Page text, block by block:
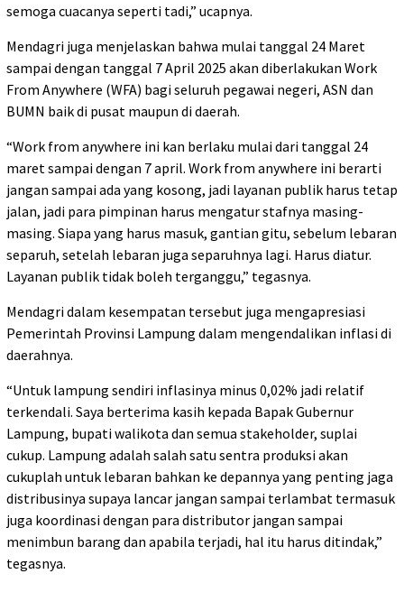
semoga cuacanya seperti tadi,” ucapnya.
Mendagri juga menjelaskan bahwa mulai tanggal 24 Maret
sampai dengan tanggal 7 April 2025 akan diberlakukan Work
From Anywhere (WFA) bagi seluruh pegawai negeri, ASN dan
BUMN baik di pusat maupun di daerah.
“Work from anywhere ini kan berlaku mulai dari tanggal 24
maret sampai dengan 7 april. Work from anywhere ini berarti
jangan sampai ada yang kosong, jadi layanan publik harus tetap
jalan, jadi para pimpinan harus mengatur stafnya masing-
masing. Siapa yang harus masuk, gantian gitu, sebelum lebaran
separuh, setelah lebaran juga separuhnya lagi. Harus diatur.
Layanan publik tidak boleh terganggu,” tegasnya.
Mendagri dalam kesempatan tersebut juga mengapresiasi
Pemerintah Provinsi Lampung dalam mengendalikan inflasi di
daerahnya.
“Untuk lampung sendiri inflasinya minus 0,02% jadi relatif
terkendali. Saya berterima kasih kepada Bapak Gubernur
Lampung, bupati walikota dan semua stakeholder, suplai
cukup. Lampung adalah salah satu sentra produksi akan
cukuplah untuk lebaran bahkan ke depannya yang penting jaga
distribusinya supaya lancar jangan sampai terlambat termasuk
juga koordinasi dengan para distributor jangan sampai
menimbun barang dan apabila terjadi, hal itu harus ditindak,”
tegasnya.